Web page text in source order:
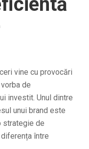
vine cu provocări
de
investit. Unul dintre
unui brand este
strategie de
între